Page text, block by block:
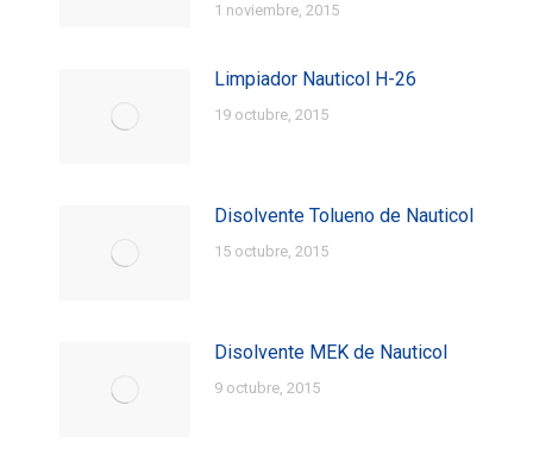
1 noviembre, 2015
Limpiador Nauticol H-26
19 octubre, 2015
Disolvente Tolueno de Nauticol
15 octubre, 2015
Disolvente MEK de Nauticol
9 octubre, 2015